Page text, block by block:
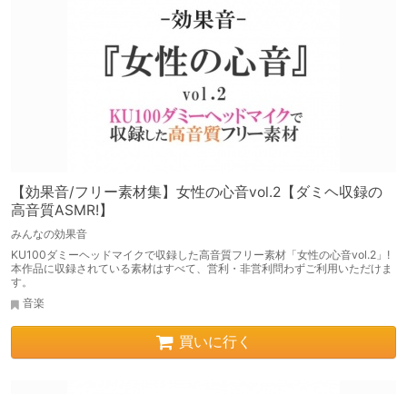
【効果音/フリー素材集】女性の心音vol.2【ダミヘ収録の
高音質ASMR!】
みんなの効果音
KU100ダミーヘッドマイクで収録した高音質フリー素材「女性の心音vol.2」!
本作品に収録されている素材はすべて、営利・非営利問わずご利用いただけま
す。
音楽
買いに行く